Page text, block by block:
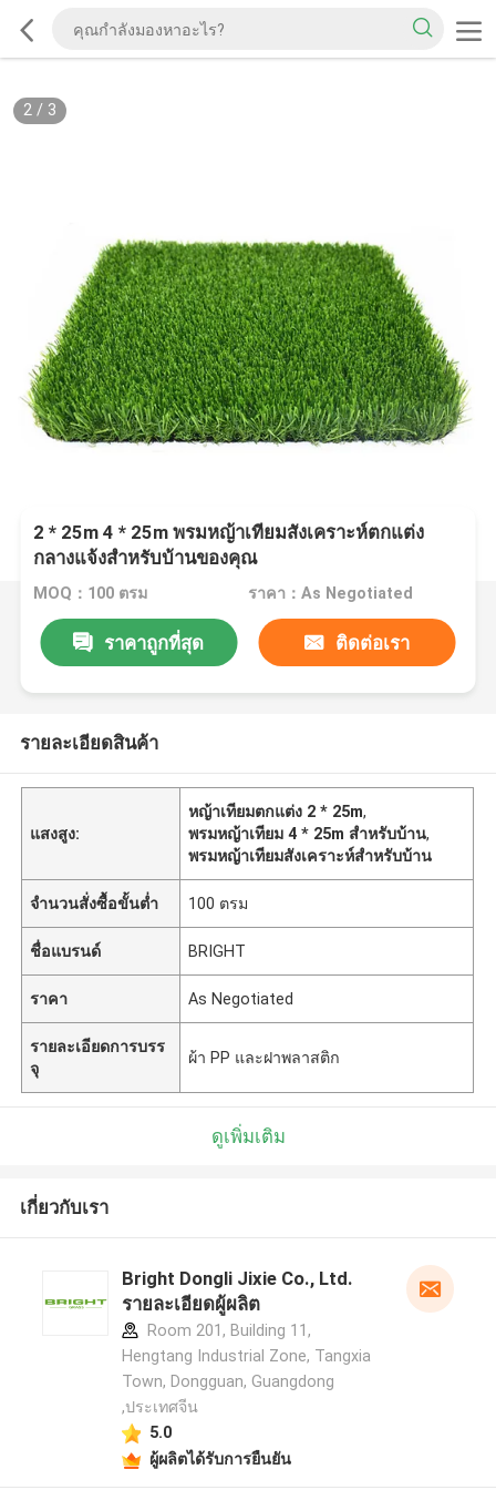
2/ 3
2 * 25m 4 * 25m พรมหญ้าเทียมสังเคราะห์ตกแต่ง
กลางแจ้งสำหรับบ้านของคุณ
MOQ：100 ตรม ราคา：As Negotiated
ราคาถูกที่สุด ติดต่อเรา
รายละเอียดสินค้า
แสงสูง:
หญ้าเทียมตกแต่ง 2 * 25m,
พรมหญ้าเทียม 4 * 25m สำหรับบ้าน,
พรมหญ้าเทียมสังเคราะห์สำหรับบ้าน
จำนวนสั่งซื้อขั้นต่ำ 100 ตรม
ชื่อแบรนด์ BRIGHT
ราคา As Negotiated
รายละเอียดการบรร
จุ
ผ้า PP และฝาพลาสติก
ดูเพิ่มเติม
เกี่ยวกับเรา
Bright Dongli Jixie Co., Ltd.
รายละเอียดผู้ผลิต
Room 201, Building 11,
Hengtang Industrial Zone, Tangxia
Town, Dongguan, Guangdong
,ประเทศจีน
5.0
ผู้ผลิตได้รับการยืนยัน